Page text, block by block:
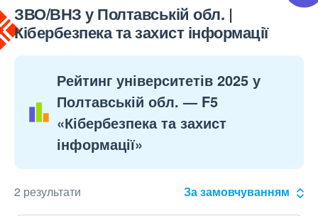
ЗВО/ВНЗ у Полтавській обл. |
Кібербезпека та захист інформації
Рейтинг університетів 2025 у
Полтавській обл. — F5
«Кібербезпека та захист
інформації»
2 результати За замовчуванням